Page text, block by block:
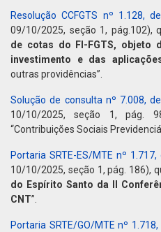
Resolução CCFGTS nº 1.128,
09/10/2025, seção 1, pág.102),
de cotas do FI-FGTS, objeto
investimento e das
outras providências”.
Solução de consulta nº 7.008,
10/10/2025, seção 1, pág.
“Contribuições Sociais
Portaria SRTE-ES/MTE nº
10/10/2025, seção 1, pág. 186),
do Espírito Santo da II
CNT”.
Portaria SRTE/GO/MTE nº